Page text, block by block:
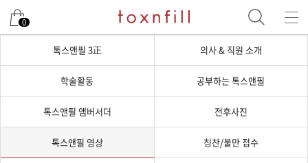
0
톡스앤필 3正 의사 & 직원 소개
학술활동 공부하는 톡스앤필
톡스앤필 앰버서더 전후사진
톡스앤필 영상 칭찬/불만 접수